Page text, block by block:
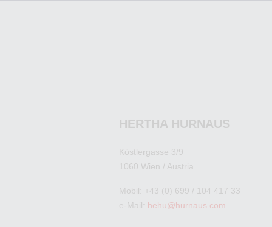
HERTHA HURNAUS
Köstlergasse 3/9
1060 Wien / Austria
Mobil: +43 (0) 699 / 104 417 33
e-Mail: hehu@hurnaus.com